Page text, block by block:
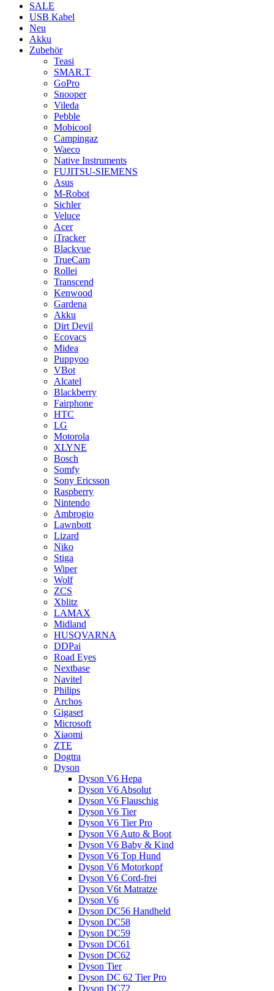
SALE
USB Kabel
Neu
Akku
Zubehör
Teasi
SMAR.T
GoPro
Snooper
Vileda
Pebble
Mobicool
Campingaz
Waeco
Native Instruments
FUJITSU-SIEMENS
Asus
M-Robot
Sichler
Veluce
Acer
iTracker
Blackvue
TrueCam
Rollei
Transcend
Kenwood
Gardena
Akku
Dirt Devil
Ecovacs
Midea
Puppyoo
VBot
Alcatel
Blackberry
Fairphone
HTC
LG
Motorola
XLYNE
Bosch
Somfy
Sony Ericsson
Raspberry
Nintendo
Ambrogio
Lawnbott
Lizard
Niko
Stiga
Wiper
Wolf
ZCS
Xblitz
LAMAX
Midland
HUSQVARNA
DDPai
Road Eyes
Nextbase
Navitel
Philips
Archos
Gigaset
Microsoft
Xiaomi
ZTE
Dogtra
Dyson
Dyson V6 Hepa
Dyson V6 Absolut
Dyson V6 Flauschig
Dyson V6 Tier
Dyson V6 Tier Pro
Dyson V6 Auto & Boot
Dyson V6 Baby & Kind
Dyson V6 Top Hund
Dyson V6 Motorkopf
Dyson V6 Cord-frei
Dyson V6t Matratze
Dyson V6
Dyson DC56 Handheld
Dyson DC58
Dyson DC59
Dyson DC61
Dyson DC62
Dyson Tier
Dyson DC 62 Tier Pro
Dyson DC72